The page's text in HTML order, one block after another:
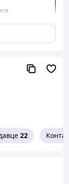
заводов-
22